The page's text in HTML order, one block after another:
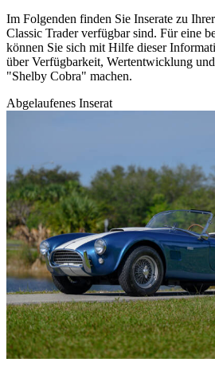
Im Folgenden finden Sie Inserate zu
Classic Trader verfügbar sind. Für eine
können Sie sich mit Hilfe dieser
über Verfügbarkeit, Wertentwicklung
"Shelby Cobra" machen.
Abgelaufenes Inserat